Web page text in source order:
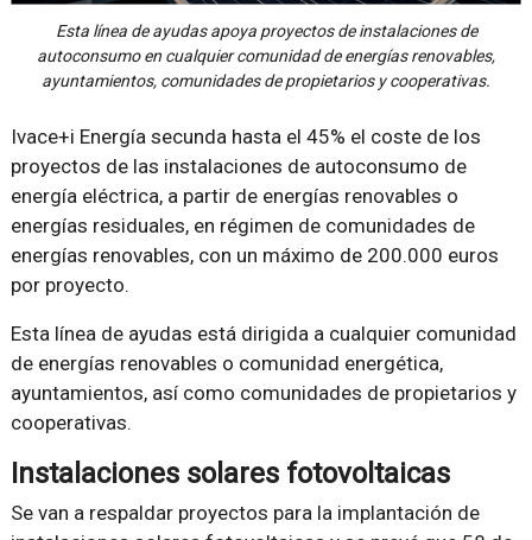
Esta línea de ayudas apoya proyectos de instalaciones de
autoconsumo en cualquier comunidad de energías renovables,
ayuntamientos, comunidades de propietarios y cooperativas.
Ivace+i Energía secunda hasta el 45% el coste de los
proyectos de las instalaciones de autoconsumo de
energía eléctrica, a partir de energías renovables o
energías residuales, en régimen de comunidades de
energías renovables, con un máximo de 200.000 euros
por proyecto.
Esta línea de ayudas está dirigida a cualquier comunidad
de energías renovables o comunidad energética,
ayuntamientos, así como comunidades de propietarios y
cooperativas.
Instalaciones solares fotovoltaicas
Se van a respaldar proyectos para la implantación de